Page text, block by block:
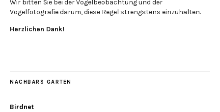
Wir bitten Sie bei der Vogelbeobachtung und der
Vogelfotografie darum, diese Regel strengstens einzuhalten.
Herzlichen Dank!
NACHBARS GARTEN
Birdnet